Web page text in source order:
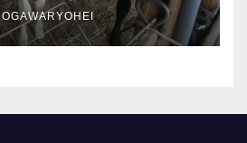
OGAWARYOHEI